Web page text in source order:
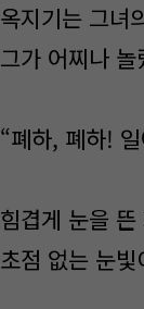
옥지기는 그녀
그가 어찌나
“폐하, 폐하!
힘겹게 눈을
초점 없는 눈